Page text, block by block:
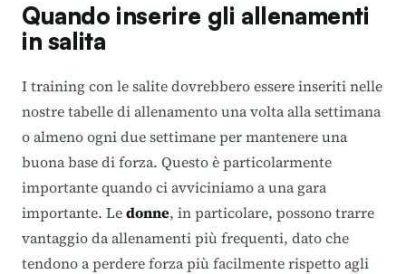
Quando inserire gli allenamenti
in salita
I training con le salite dovrebbero essere inseriti nelle
nostre tabelle di allenamento una volta alla settimana
o almeno ogni due settimane per mantenere una
buona base di forza. Questo è particolarmente
importante quando ci avviciniamo a una gara
importante. Ledonne, in particolare, possono trarre
vantaggio da allenamenti più frequenti, dato che
tendono a perdere forza più facilmente rispetto agli